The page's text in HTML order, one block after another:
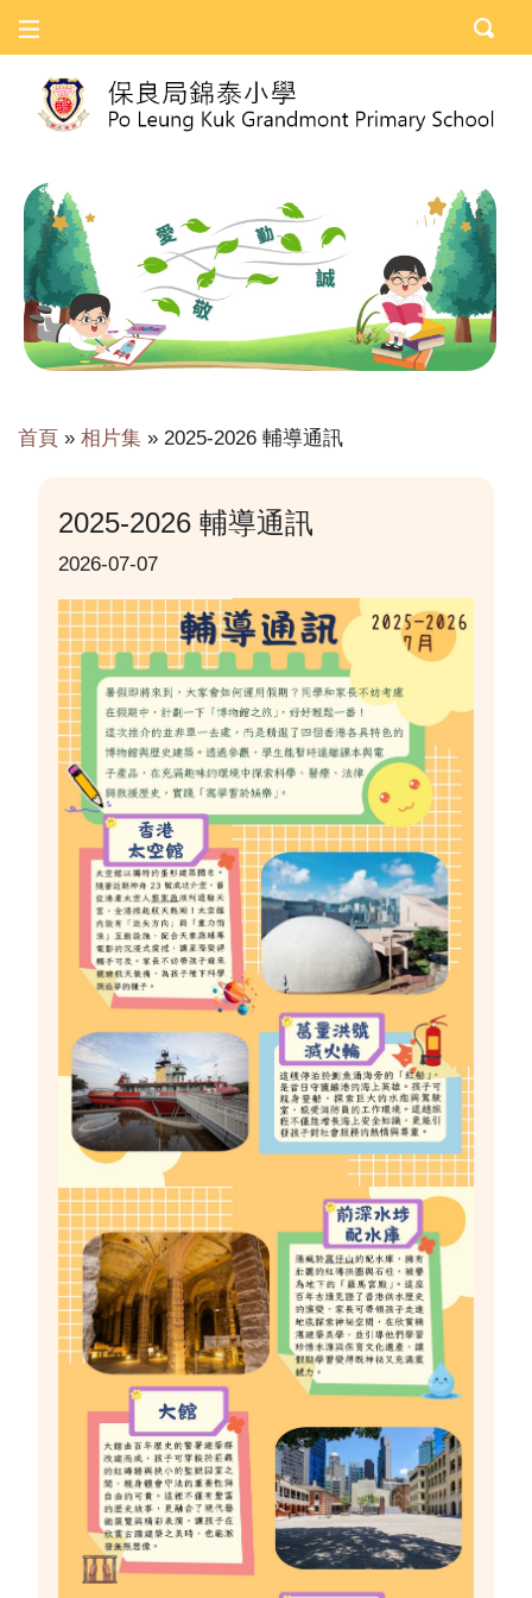
首頁 » 相片集 » 2025-2026 輔導通訊
2025-2026 輔導通訊
2026-07-07